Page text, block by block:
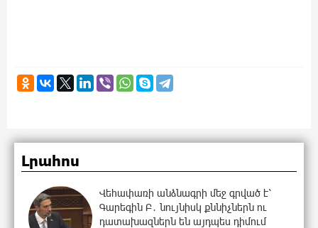
Լրահոս
Վեհափառի անձնագրի մեջ գրված է՝
Գարեգին Բ․ նույնիսկ քննիչներն ու
դատախազներն են այդպես դիմում